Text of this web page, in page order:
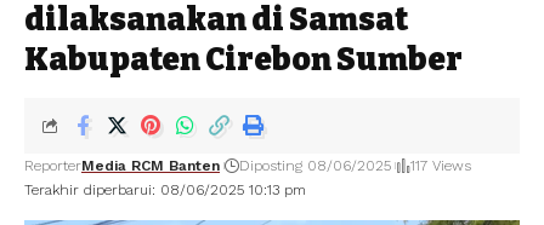
dilaksanakan di Samsat
Kabupaten Cirebon Sumber
Terakhir diperbarui: 08/06/2025 10:13 pm
ReporterMedia RCM Banten Diposting 08/06/2025 117 Views